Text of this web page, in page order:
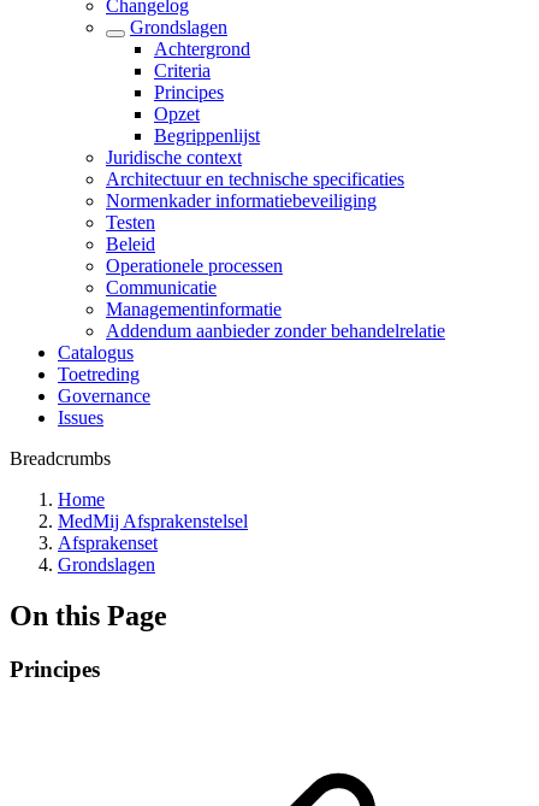
Changelog
Grondslagen
Achtergrond
Criteria
Principes
Opzet
Begrippenlijst
Juridische context
Architectuur en technische specificaties
Normenkader informatiebeveiliging
Testen
Beleid
Operationele processen
Communicatie
Managementinformatie
Addendum aanbieder zonder behandelrelatie
Catalogus
Toetreding
Governance
Issues
Breadcrumbs
Home
MedMij Afsprakenstelsel
Afsprakenset
Grondslagen
On this Page
Principes